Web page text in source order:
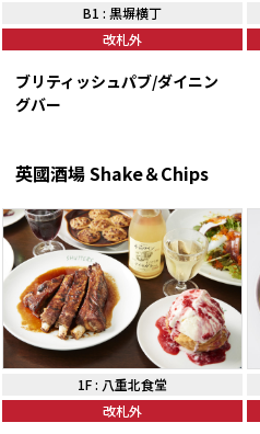
B1 : 黒塀横丁
改札外
ブリティッシュパブ/ダイニン
グバー
英國酒場 Shake＆Chips
1F: 八重北食堂
改札外